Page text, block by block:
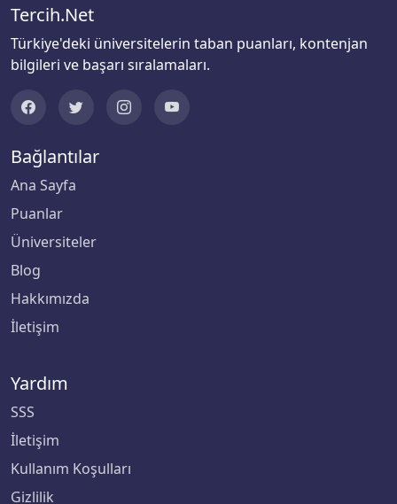
Tercih.Net
Türkiye'deki üniversitelerin taban puanları, kontenjan
bilgileri ve başarı sıralamaları.
Bağlantılar
Ana Sayfa
Puanlar
Üniversiteler
Blog
Hakkımızda
İletişim
Yardım
SSS
İletişim
Kullanım Koşulları
Gizlilik